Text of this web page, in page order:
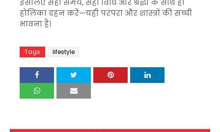
इसलिए सही समय, सही विधि और श्रद्धा के साथ ही
होलिका दहन करें—यही परंपरा और शास्त्रों की सच्ची
भावना है।
Tags lifestyle